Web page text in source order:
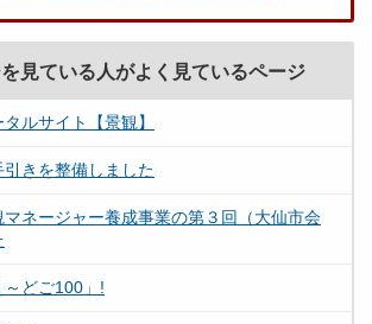
見ている人がよく見ているページ
ルサイト【景観】
きを整備しました
ネージャー養成事業の第３回（大仙市会
どご100」!